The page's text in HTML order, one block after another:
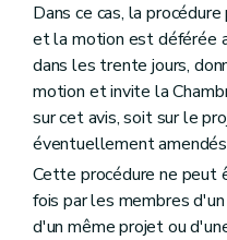
Dans ce cas, la
et la motion est déférée
dans les trente jours,
motion et invite la
sur cet avis, soit sur le
éventuellement
Cette procédure ne peut
fois par les membres
d'un même projet ou